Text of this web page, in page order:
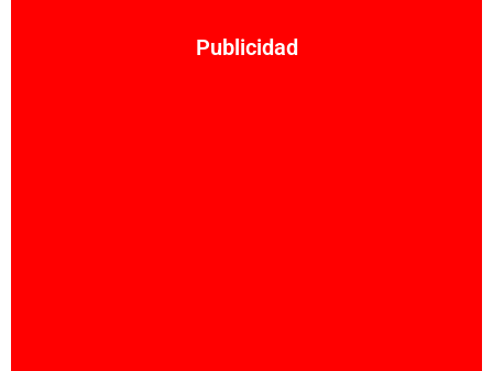
Publicidad